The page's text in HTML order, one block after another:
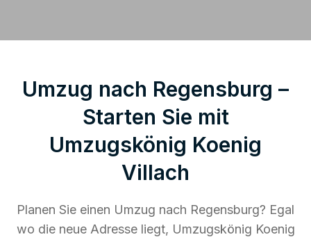
Umzug nach Regensburg –
Starten Sie mit
Umzugskönig Koenig
Villach
Planen Sie einen Umzug nach Regensburg? Egal
wo die neue Adresse liegt, Umzugskönig Koenig